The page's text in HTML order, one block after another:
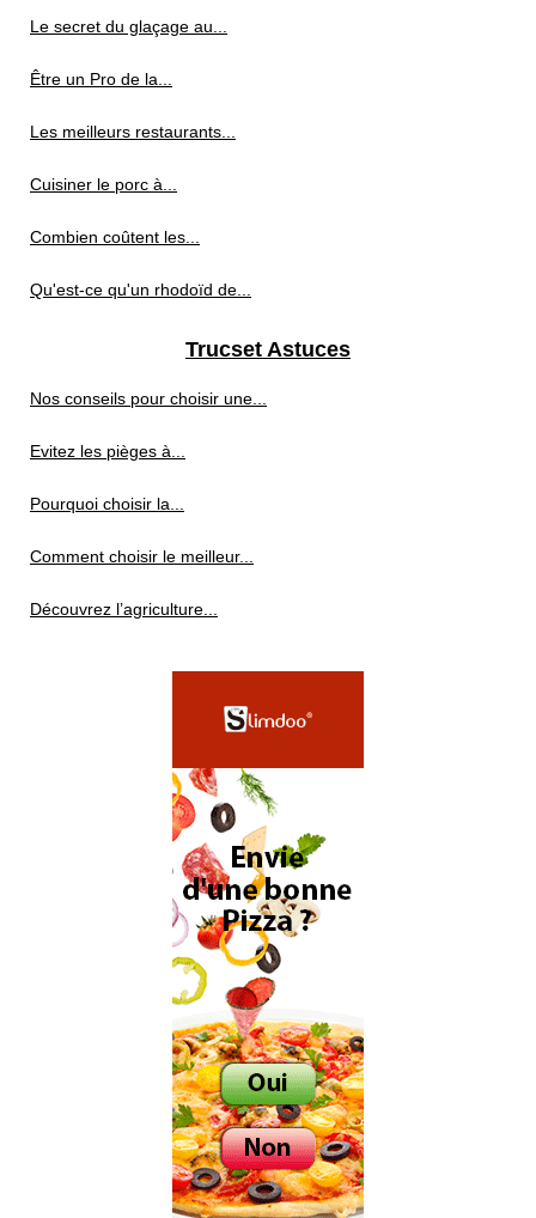
Le secret du glaçage au...
Être un Pro de la...
Les meilleurs restaurants...
Cuisiner le porc à...
Combien coûtent les...
Qu'est-ce qu'un rhodoïd de...
Trucset Astuces
Nos conseils pour choisir une...
Evitez les pièges à...
Pourquoi choisir la...
Comment choisir le meilleur...
Découvrez l’agriculture...